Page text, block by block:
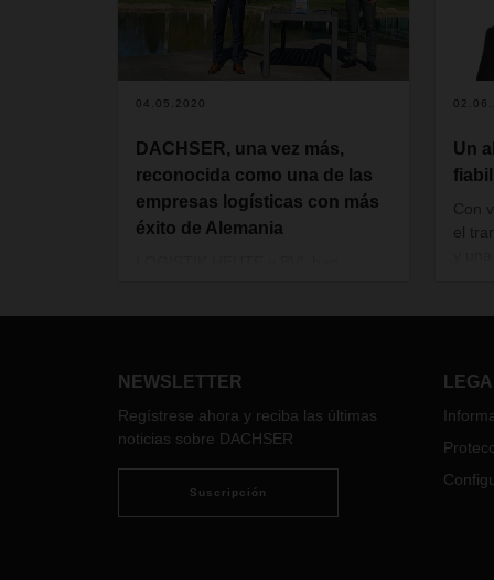
04.05.2020
DACHSER, una vez más,
reconocida como una de las
empresas logísticas con más
éxito de Alemania
Un
Con
el
de
de
NEWSLETTER
Regístrese ahora y reciba las últimas
noticias sobre DACHSER
Suscripción